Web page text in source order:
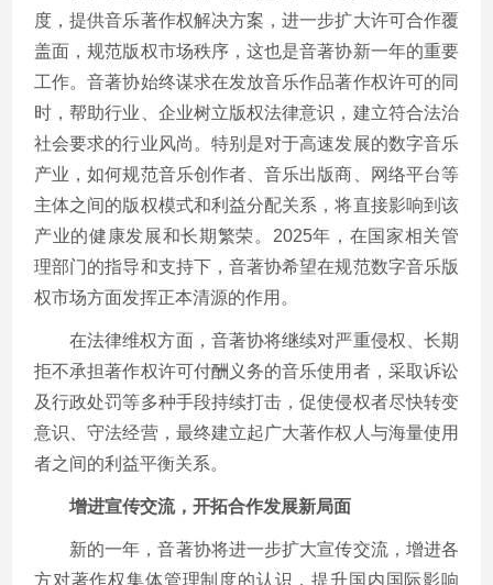
度，提供音乐著作权解决方案，进一步扩大许可合作覆
盖面，规范版权市场秩序，这也是音著协新一年的重要
工作。音著协始终谋求在发放音乐作品著作权许可的同
时，帮助行业、企业树立版权法律意识，建立符合法治
社会要求的行业风尚。特别是对于高速发展的数字音乐
产业，如何规范音乐创作者、音乐出版商、网络平台等
主体之间的版权模式和利益分配关系，将直接影响到该
产业的健康发展和长期繁荣。2025年，在国家相关管
理部门的指导和支持下，音著协希望在规范数字音乐版
权市场方面发挥正本清源的作用。
在法律维权方面，音著协将继续对严重侵权、长期
拒不承担著作权许可付酬义务的音乐使用者，采取诉讼
及行政处罚等多种手段持续打击，促使侵权者尽快转变
意识、守法经营，最终建立起广大著作权人与海量使用
者之间的利益平衡关系。
增进宣传交流，开拓合作发展新局面
新的一年，音著协将进一步扩大宣传交流，增进各
方对著作权集体管理制度的认识，提升国内国际影响